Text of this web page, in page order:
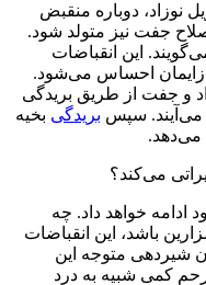
دوباره منقبض
جفت نیز متولد شود.
این انقباضات
احساس می‌شود.
جفت از طریق بریدگی
سپسبریدگیبخیه
خواهد داد. چه
باشد، این انقباضات
متوجه این
شبیه به درد